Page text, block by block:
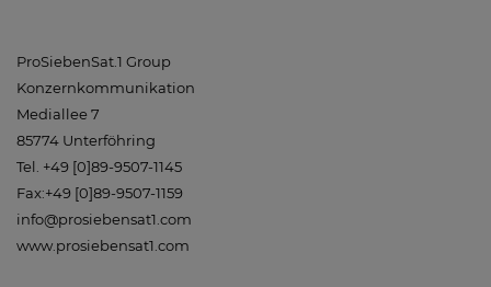
ProSiebenSat.1 Group
Konzernkommunikation
Mediallee 7
85774 Unterföhring
Tel. +49 [0]89-9507-1145
Fax:+49 [0]89-9507-1159
info@prosiebensat1.com
www.prosiebensat1.com